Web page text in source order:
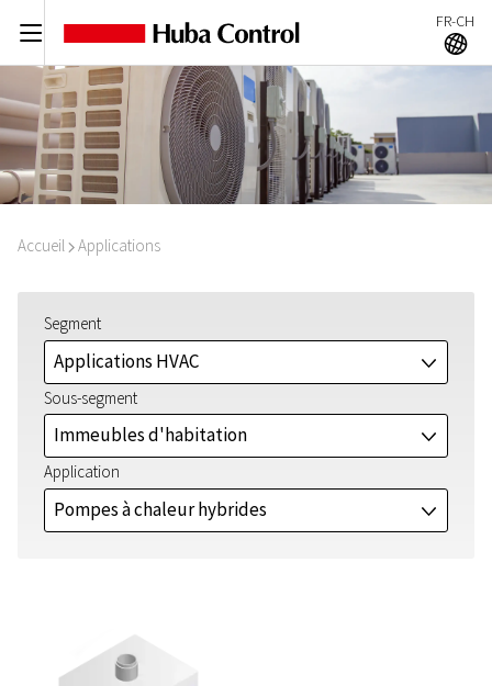
C FR-CH
A
Accueil I Applications
Segment
Applications HVAC J
Sous-segment
Immeubles d'habitation J
Application
Pompes à chaleur hybrides J